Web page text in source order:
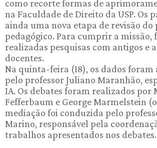
como recorte formas de
na Faculdade de Direito da USP. Os
ainda uma nova etapa de revisão do
pedagógico. Para cumprir a missão,
realizadas pesquisas com antigos e
docentes.
Na quinta-feira (18), os dados foram
pelo professor Juliano Maranhão,
IA. Os debates foram realizados por
Fefferbaum e George Marmelstein
mediação foi conduzida pelo
Marino, responsável pela
trabalhos apresentados nos debates.